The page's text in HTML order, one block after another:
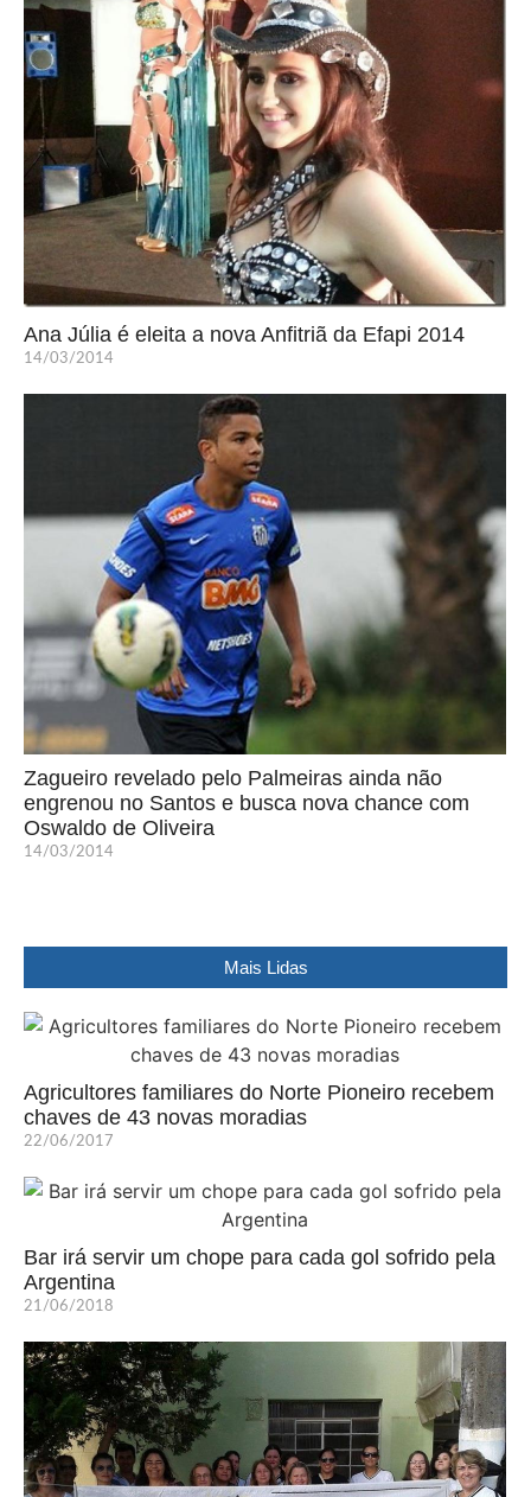
Ana Júlia é eleita a nova Anfitriã da Efapi 2014
14/03/2014
Zagueiro revelado pelo Palmeiras ainda não
engrenou no Santos e busca nova chance com
Oswaldo de Oliveira
14/03/2014
Mais Lidas
Agricultores familiares do Norte Pioneiro recebem
chaves de 43 novas moradias
22/06/2017
Bar irá servir um chope para cada gol sofrido pela
Argentina
21/06/2018